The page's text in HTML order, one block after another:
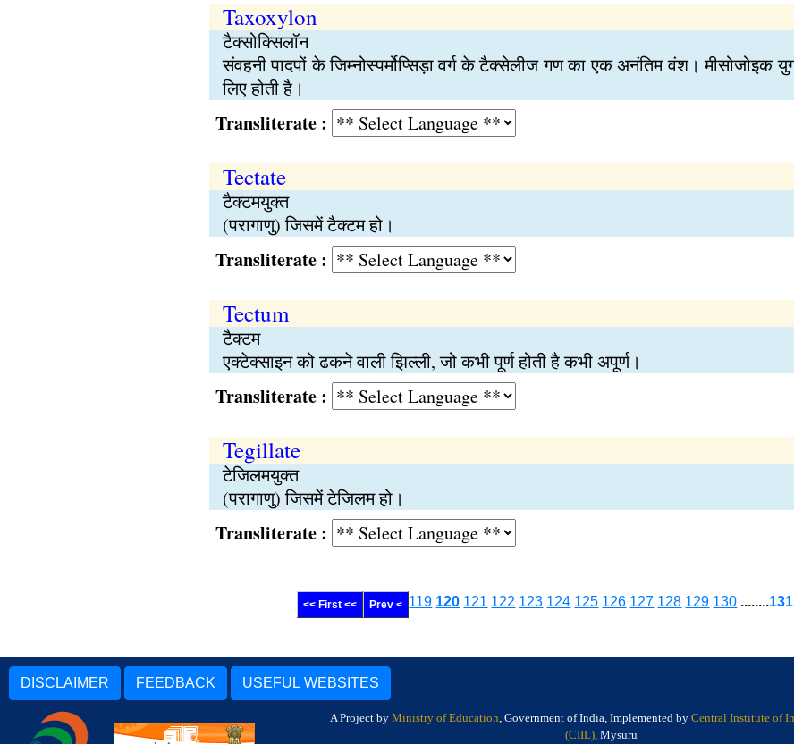
Taxoxylon
टैक्सोक्सिलॉन
संवहनी पादपों के जिम्नोस्पर्मोप्सिड़ा वर्ग के टैक्सेलीज गण का एक अनंतिम वंश। मीसोजोइक
लिए होती है।
Transliterate :
Tectate
टैक्टमयुक्त
(परागाणु) जिसमें टैक्टम हो।
Transliterate :
Tectum
टैक्टम
एक्टेक्साइन को ढकने वाली झिल्ली, जो कभी पूर्ण होती है कभी अपूर्ण।
Transliterate :
Tegillate
टेजिलमयुक्त
(परागाणु) जिसमें टेजिलम हो।
Transliterate :
<< First << Prev < 119 120 121 122 123 124 125 126 127 128 129 130 ........131
DISCLAIMER FEEDBACK USEFUL WEBSITES
A Project by Ministry of Education, Government of India, Implemented by Central Institute of
(CIIL), Mysuru